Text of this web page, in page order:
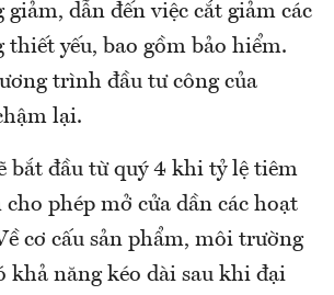
giảm, dẫn đến việc cắt giảm các
thiết yếu, bao gồm bảo hiểm.
trình đầu tư công của
lại.
bắt đầu từ quý 4 khi tỷ lệ tiêm
phép mở cửa dần các hoạt
cơ cấu sản phẩm, môi trường
khả năng kéo dài sau khi đại